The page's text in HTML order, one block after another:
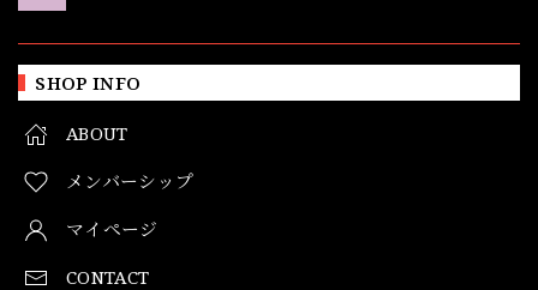
SHOP INFO
ABOUT
メンバーシップ
マイページ
CONTACT